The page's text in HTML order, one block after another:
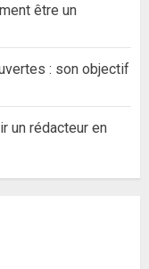
être un
: son objectif
un rédacteur en